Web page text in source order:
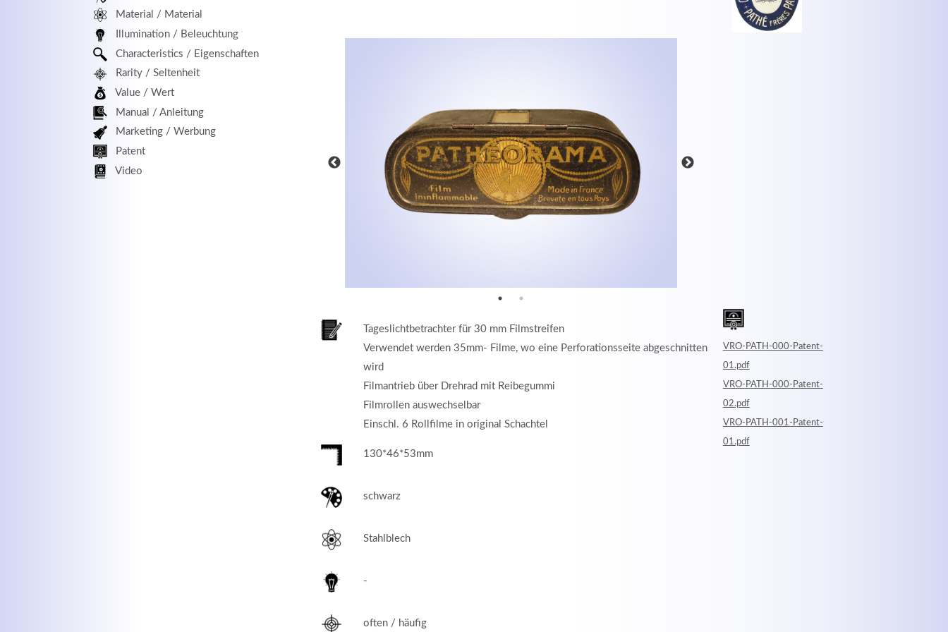
Tageslichtbetrachter für 30 mm Filmstreifen
Verwendet werden 35mm- Filme, wo eine Perforationsseite abgeschnitten
wird
Filmantrieb über Drehrad mit Reibegummi
Filmrollen auswechselbar
Einschl. 6 Rollfilme in original Schachtel
130*46*53mm
schwarz
Stahlblech
-
often / häufig
VRO-PATH-000-Patent-
01.pdf
VRO-PATH-000-Patent-
02.pdf
VRO-PATH-001-Patent-
01.pdf
Material / Material
Illumination / Beleuchtung
Characteristics / Eigenschaften
Rarity / Seltenheit
Value / Wert
Manual / Anleitung
Marketing / Werbung
Patent
Video
MEHR INFOS MEHR INFOS
Kontaktdaten Registrieren